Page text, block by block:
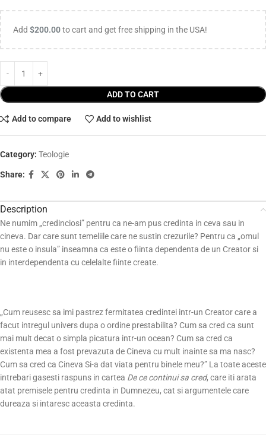
Add $200.00to cart and get free shipping in the USA!
ADD TO CART
Add to compare Add to wishlist
Category: Teologie
Share:
Description
Ne numim „credinciosi” pentru ca ne-am pus credinta in ceva sau in
cineva. Dar care sunt temeliile care ne sustin crezurile? Pentru ca „omul
nu este o insula” inseamna ca este o fiinta dependenta de un Creator si
in interdependenta cu celelalte fiinte create.
„Cum reusesc sa imi pastrez fermitatea credintei intr-un Creator care a
facut intregul univers dupa o ordine prestabilita? Cum sa cred ca sunt
mai mult decat o simpla picatura intr-un ocean? Cum sa cred ca
existenta mea a fost prevazuta de Cineva cu mult inainte sa ma nasc?
Cum sa cred ca Cineva Si-a dat viata pentru binele meu?” La toate aceste
intrebari gasesti raspuns in cartea De ce continui sa cred, care iti arata
atat premisele pentru credinta in Dumnezeu, cat si argumentele care
dureaza si intaresc aceasta credinta.